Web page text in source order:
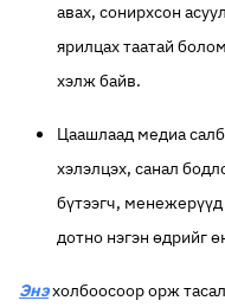
авах, сонирхсон
ярилцах таатай
хэлж байв.
Цаашлаад медиа
хэлэлцэх, санал
бүтээгч, менежерүүд
дотно нэгэн өдрийг
Энэхолбоосоор орж